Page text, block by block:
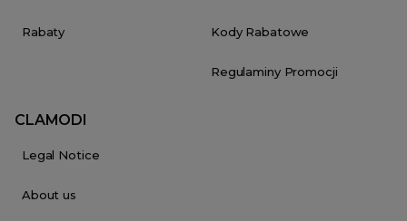
Rabaty Kody Rabatowe
Regulaminy Promocji
CLAMODI
Legal Notice
About us